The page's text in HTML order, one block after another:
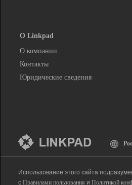
О Linkpad
О компании
Контакты
Юридические сведения
Использование этого сайта
с Правилами пользования и Политикой